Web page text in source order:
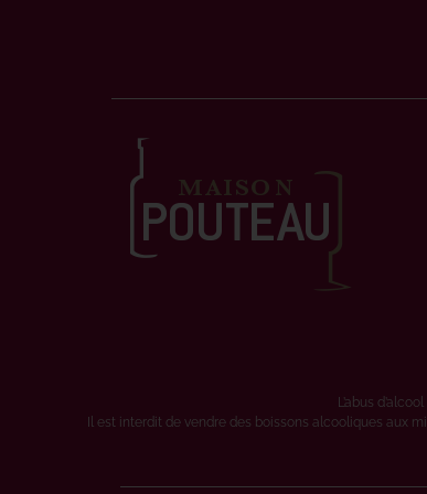
L’abus
Il est interdit de vendre des boissons alcooliques aux